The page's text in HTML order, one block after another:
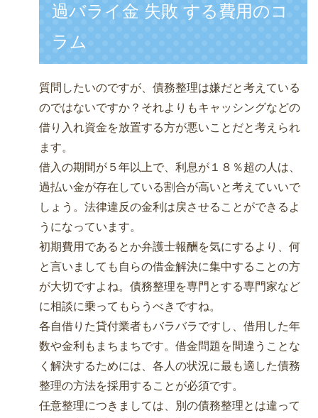
過バライ金 失敗 する費用のコ
ラム
質問したいのですが、債務整理は嫌だと考えている
のではないですか？それよりもキャッシングなどの
借り入れ資金を放置する方が悪いことだと考えられ
ます。
借入の期間が５年以上で、利息が１８％超の人は、
過払い金が存在している割合が高いと考えていいで
しょう。法律違反の金利は戻させることができるよ
うになっています。
初期費用であるとか弁護士報酬を気にするより、何
と言いましても自らの借金解決に集中することの方
が大切ですよね。債務整理を専門とする専門家など
に相談に乗ってもらうべきですね。
各自借りた貸付業者もバラバラですし、借用した年
数や金利もまちまちです。借金問題を間違うことな
く解決するためには、各人の状況に最も適した債務
整理の方法を採用することが必須です。
任意整理につきましては、別の債務整理とは違って